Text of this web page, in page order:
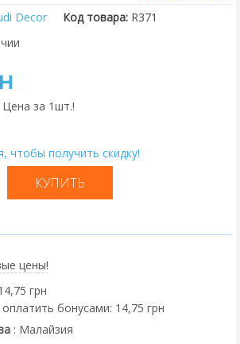
Decor Код товара: R371
за 1шт.!
чтобы получить скидку!
цены!
грн
бонусами: 14,75 грн
: Малайзия